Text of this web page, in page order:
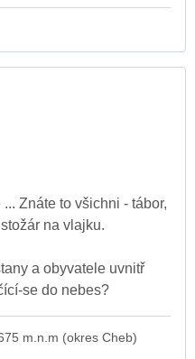
Znáte to všichni - tábor,
na vlajku.
a obyvatele uvnitř
se do nebes?
m.n.m (okres Cheb)